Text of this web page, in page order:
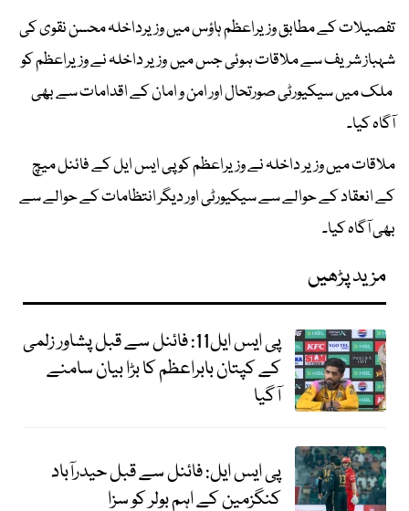
تفصیلات کے مطابق وزیراعظم ہاؤس میں وزیرداخلہ محسن نقوی کی
شہباز شریف سے ملاقات ہوئی جس میں وزیر داخلہ نے وزیراعظم کو
ملک میں سیکیورٹی صورتحال اور امن و امان کے اقدامات سے بھی
آگاہ کیا۔
ملاقات میں وزیر داخلہ نے وزیراعظم کو پی ایس ایل کے فائنل میچ
کے انعقاد کے حوالے سے سیکیورٹی اور دیگر انتظامات کے حوالے سے
بھی آگاہ کیا۔
مزید پڑھیں
پی ایس ایل11: فائنل سے قبل پشاور زلمی
کے کپتان بابراعظم کا بڑا بیان سامنے
آگیا
پی ایس ایل: فائنل سے قبل حیدرآباد
کنگزمین کے اہم بولر کو سزا